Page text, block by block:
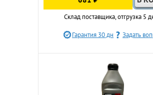
Склад поставщика, отгрузка 5
Гарантия 30 дн Задать